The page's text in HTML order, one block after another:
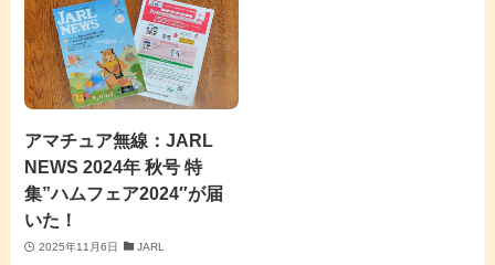
アマチュア無線：JARL
NEWS 2024年 秋号 特
集”ハムフェア2024″が届
いた！
2025年11月6日 JARL